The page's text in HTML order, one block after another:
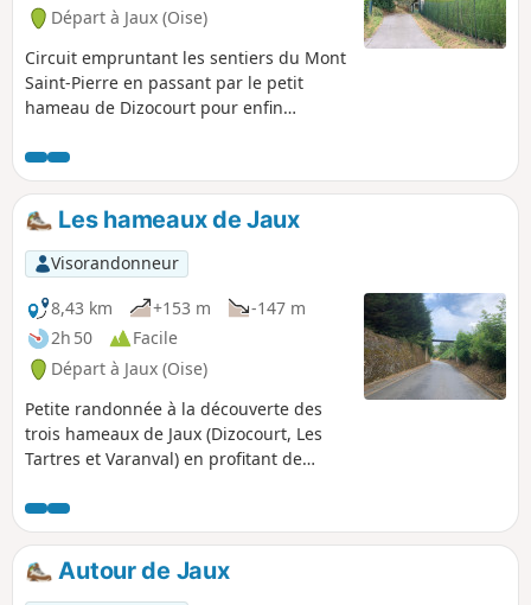
Départ à Jaux (Oise)
Circuit empruntant les sentiers du Mont
Saint-Pierre en passant par le petit
hameau de Dizocourt pour enfin
Les hameaux de Jaux
Visorandonneur
8,43 km
+153 m
-147 m
2h 50
Facile
Départ à Jaux (Oise)
Petite randonnée à la découverte des
trois hameaux de Jaux (Dizocourt, Les
Tartres et Varanval) en profitant de
l'Oise.
Autour de Jaux